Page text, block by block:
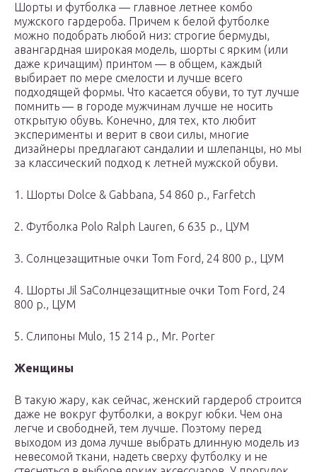
Шорты и футболка — главное летнее комбо
мужского гардероба. Причем к белой футболке
можно подобрать любой низ: строгие бермуды,
авангардная широкая модель, шорты с ярким (или
даже кричащим) принтом — в общем, каждый
выбирает по мере смелости и лучше всего
подходящей формы. Что касается обуви, то тут лучше
помнить — в городе мужчинам лучше не носить
открытую обувь. Конечно, для тех, кто любит
эксперименты и верит в свои силы, многие
дизайнеры предлагают сандалии и шлепанцы, но мы
за классический подход к летней мужской обуви.
1. Шорты Dolce & Gabbana, 54 860 р., Farfetch
2. Футболка Polo Ralph Lauren, 6 635 р., ЦУМ
3. Солнцезащитные очки Tom Ford, 24 800 р., ЦУМ
4. Шорты Jil SaСолнцезащитные очки Tom Ford, 24
800 р., ЦУМ
5. Слипоны Mulo, 15 214 р., Mr. Porter
Женщины
В такую жару, как сейчас, женский гардероб строится
даже не вокруг футболки, а вокруг юбки. Чем она
легче и свободней, тем лучше. Поэтому перед
выходом из дома лучше выбрать длинную модель из
невесомой ткани, надеть сверху футболку и не